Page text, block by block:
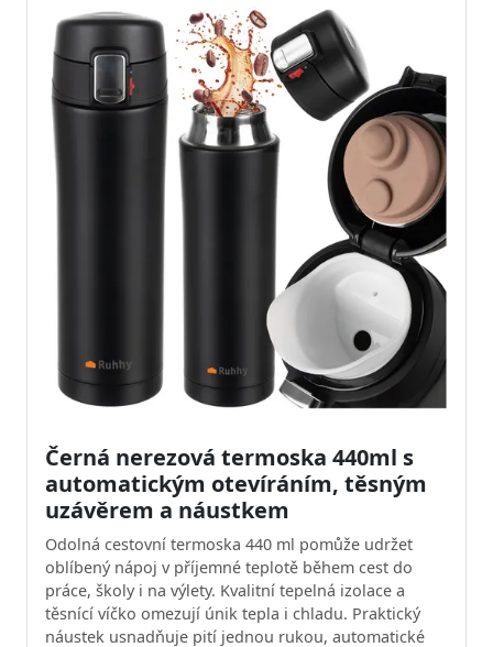
Černá nerezová termoska 440ml s
automatickým otevíráním, těsným
uzávěrem a náustkem
Odolná cestovní termoska 440 ml pomůže udržet
oblíbený nápoj v příjemné teplotě během cest do
práce, školy i na výlety. Kvalitní tepelná izolace a
těsnící víčko omezují únik tepla i chladu. Praktický
náustek usnadňuje pití jednou rukou, automatické